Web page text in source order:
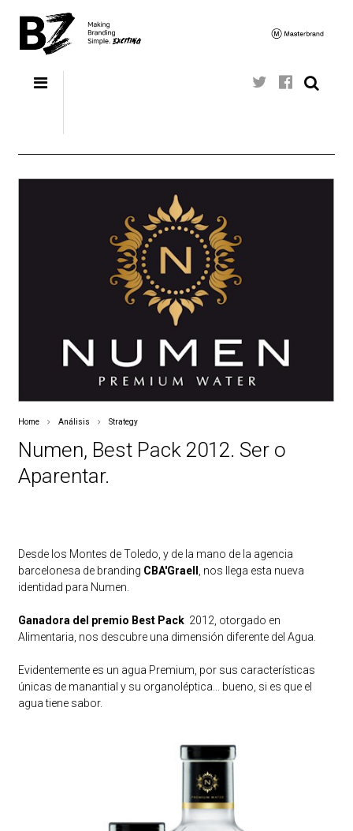
Home Análisis Strategy
Numen, Best Pack 2012. Ser o
Aparentar.
Desde los Montes de Toledo, y de la mano de la agencia
barcelonesa de branding CBA'Graell , nos llega esta nueva
identidad para Numen.
Ganadora del premio Best Pack 2012, otorgado en
Alimentaria, nos descubre una dimensión diferente del Agua.
Evidentemente es un agua Premium, por sus características
únicas de manantial y su organoléptica... bueno, si es que el
agua tiene sabor.